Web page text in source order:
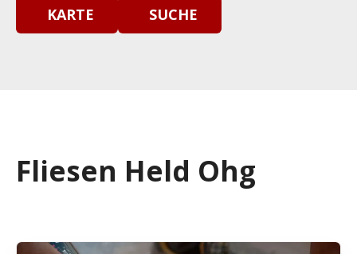
KARTE SUCHE
Fliesen Held Ohg